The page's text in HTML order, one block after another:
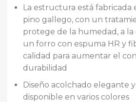
La estructura está fabricada
pino gallego, con un
protege de la humedad, a la
un forro con espuma HR y
calidad para aumentar el
durabilidad
Diseño acolchado elegante
disponible en varios colores